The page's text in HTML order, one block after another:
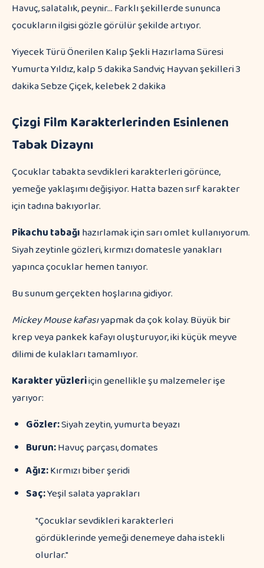
Havuç, salatalık, peynir... Farklı şekillerde sununca
çocukların ilgisi gözle görülür şekilde artıyor.
Yiyecek Türü Önerilen Kalıp Şekli Hazırlama Süresi
Yumurta Yıldız, kalp 5 dakika Sandviç Hayvan şekilleri 3
dakika Sebze Çiçek, kelebek 2 dakika
Çizgi Film Karakterlerinden Esinlenen
Tabak Dizaynı
Çocuklar tabakta sevdikleri karakterleri görünce,
yemeğe yaklaşımı değişiyor. Hatta bazen sırf karakter
için tadına bakıyorlar.
Pikachu tabağıhazırlamak için sarı omlet kullanıyorum.
Siyah zeytinle gözleri, kırmızı domatesle yanakları
yapınca çocuklar hemen tanıyor.
Bu sunum gerçekten hoşlarına gidiyor.
Mickey Mouse kafasıyapmak da çok kolay. Büyük bir
krep veya pankek kafayı oluşturuyor, iki küçük meyve
dilimi de kulakları tamamlıyor.
Karakter yüzleriiçin genellikle şu malzemeler işe
yarıyor:
Gözler:Siyah zeytin, yumurta beyazı
Burun:Havuç parçası, domates
Ağız:Kırmızı biber şeridi
Saç:Yeşil salata yaprakları
"Çocuklar sevdikleri karakterleri
gördüklerinde yemeği denemeye daha istekli
olurlar."